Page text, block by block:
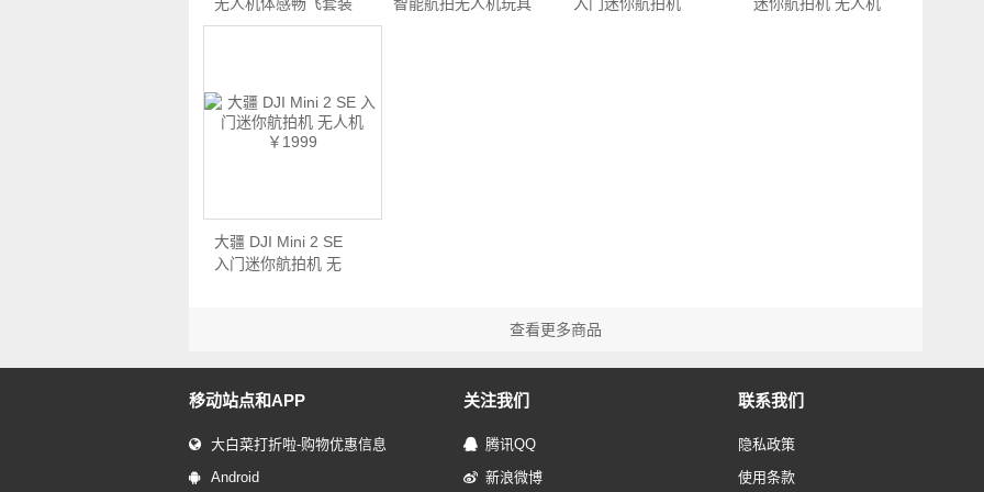
双…
大疆 DJI Mini 2 SE
入门迷你航拍机 无
查看更多商品
移动站点和APP
大白菜打折啦-购物优惠信息
Android
关注我们
腾讯QQ
新浪微博
联系我们
隐私政策
使用条款